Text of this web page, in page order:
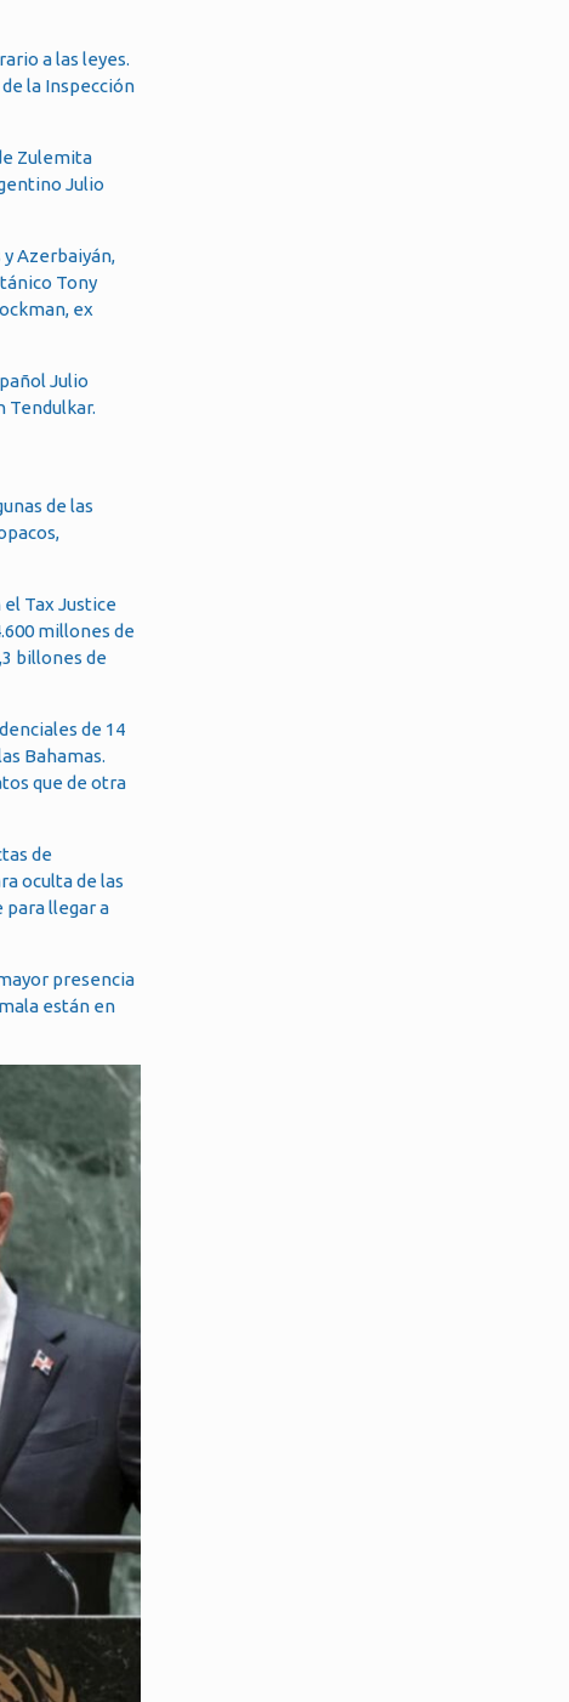
a las leyes.
la Inspección
Zulemita
Julio
Azerbaiyán,
Tony
ex
Julio
Tendulkar.
de las
Tax Justice
millones de
billones de
de 14
Bahamas.
que de otra
de
oculta de las
para llegar a
presencia
están en